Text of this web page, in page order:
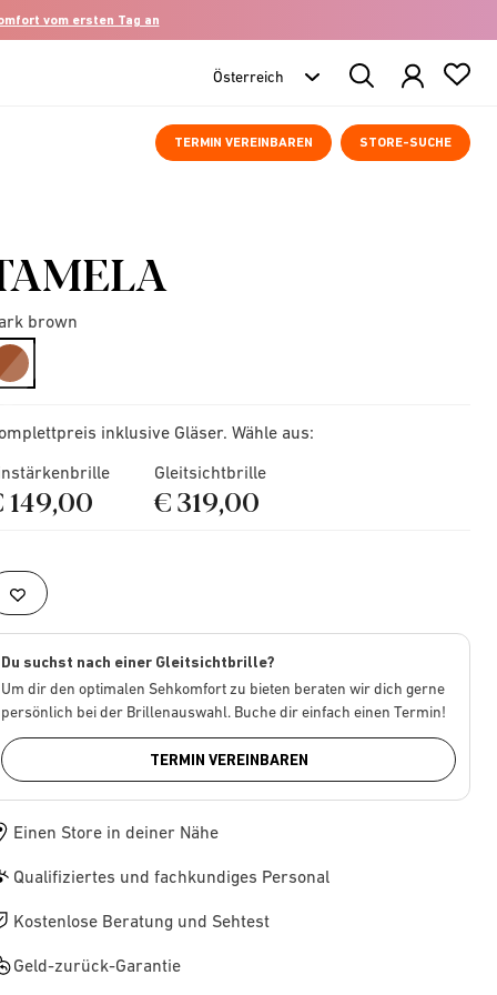
vom ersten Tag an
Search
Products
TERMIN VEREINBAREN STORE-SUCHE
brown
selected
inklusive Gläser. Wähle aus:
149,00
Gleitsichtbrille
€ 319,00
Du suchst nach einer Gleitsichtbrille?
Um dir den optimalen Sehkomfort zu bieten beraten wir dich gerne
persönlich bei der Brillenauswahl. Buche dir einfach einen Termin!
TERMIN VEREINBAREN
Einen Store in deiner Nähe
Qualifiziertes und fachkundiges Personal
Kostenlose Beratung und Sehtest
Geld-zurück-Garantie